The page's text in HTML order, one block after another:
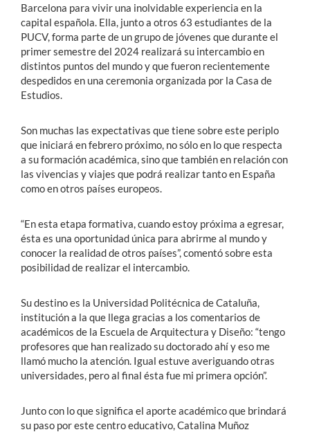
Barcelona para vivir una inolvidable experiencia en la
capital española. Ella, junto a otros 63 estudiantes de la
PUCV, forma parte de un grupo de jóvenes que durante el
primer semestre del 2024 realizará su intercambio en
distintos puntos del mundo y que fueron recientemente
despedidos en una ceremonia organizada por la Casa de
Estudios.
Son muchas las expectativas que tiene sobre este periplo
que iniciará en febrero próximo, no sólo en lo que respecta
a su formación académica, sino que también en relación con
las vivencias y viajes que podrá realizar tanto en España
como en otros países europeos.
“En esta etapa formativa, cuando estoy próxima a egresar,
ésta es una oportunidad única para abrirme al mundo y
conocer la realidad de otros países”, comentó sobre esta
posibilidad de realizar el intercambio.
Su destino es la Universidad Politécnica de Cataluña,
institución a la que llega gracias a los comentarios de
académicos de la Escuela de Arquitectura y Diseño: “tengo
profesores que han realizado su doctorado ahí y eso me
llamó mucho la atención. Igual estuve averiguando otras
universidades, pero al final ésta fue mi primera opción”.
Junto con lo que significa el aporte académico que brindará
su paso por este centro educativo, Catalina Muñoz